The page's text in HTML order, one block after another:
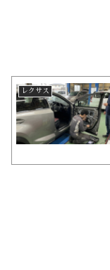
レクサス